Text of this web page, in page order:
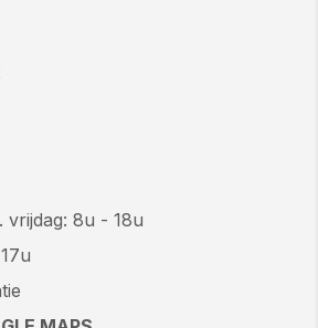
vrijdag: 8u - 18u